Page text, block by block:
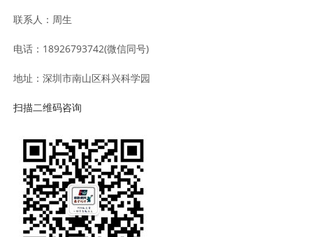
联系人：周生
电话：18926793742(微信同号)
地址：深圳市南山区科兴科学园
扫描二维码咨询